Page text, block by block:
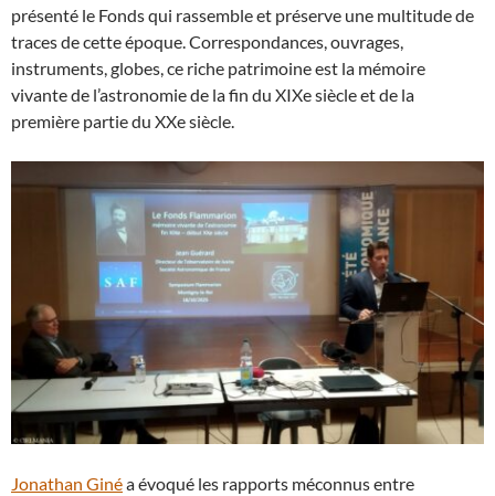
présenté le Fonds qui rassemble et préserve une multitude de
traces de cette époque. Correspondances, ouvrages,
instruments, globes, ce riche patrimoine est la mémoire
vivante de l’astronomie de la fin du XIXe siècle et de la
première partie du XXe siècle.
Jonathan Ginéa évoqué les rapports méconnus entre